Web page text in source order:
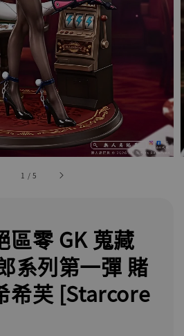
1 /5
區零 GK 蒐藏
系列第一彈 賭
希芙 [Starcore